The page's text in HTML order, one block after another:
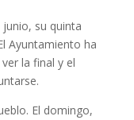
su quinta
Ayuntamiento ha
la final y el
El domingo,